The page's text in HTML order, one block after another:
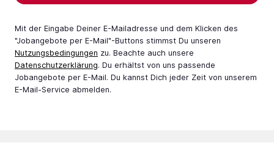
Mit der Eingabe Deiner E-Mail­adresse und dem Klicken des
"Jobangebote per E-Mail"-Buttons stimmst Du unseren
Nutzungsbedingungen zu. Beachte auch unsere
Datenschutzerklärung. Du erhältst von uns passende
Jobangebote per E-Mail. Du kannst Dich jeder Zeit von unserem
E-Mail-Service abmelden.